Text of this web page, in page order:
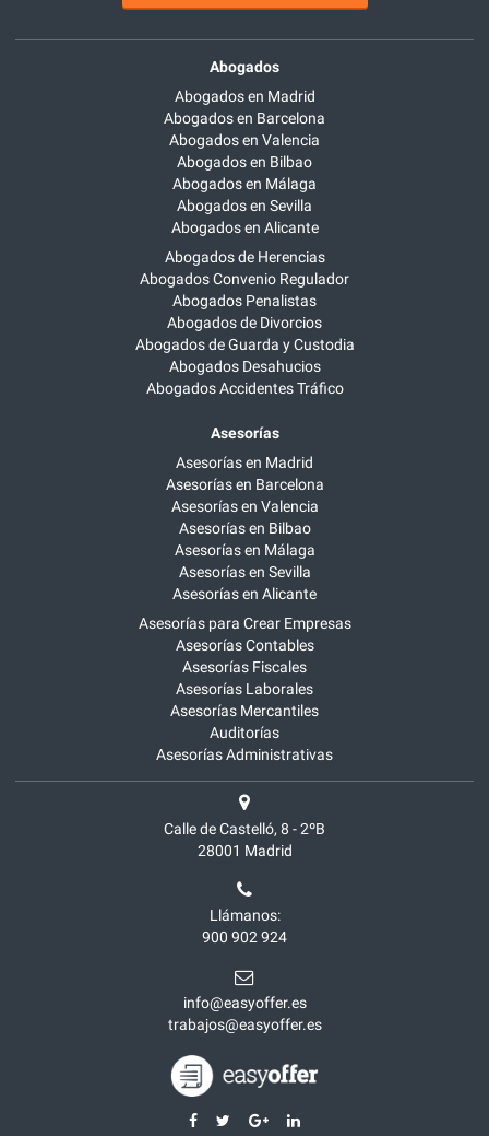
Abogados
Abogados en Madrid
Abogados en Barcelona
Abogados en Valencia
Abogados en Bilbao
Abogados en Málaga
Abogados en Sevilla
Abogados en Alicante
Abogados de Herencias
Abogados Convenio Regulador
Abogados Penalistas
Abogados de Divorcios
Abogados de Guarda y Custodia
Abogados Desahucios
Abogados Accidentes Tráfico
Asesorías
Asesorías en Madrid
Asesorías en Barcelona
Asesorías en Valencia
Asesorías en Bilbao
Asesorías en Málaga
Asesorías en Sevilla
Asesorías en Alicante
Asesorías para Crear Empresas
Asesorías Contables
Asesorías Fiscales
Asesorías Laborales
Asesorías Mercantiles
Auditorías
Asesorías Administrativas
Calle de Castelló, 8 - 2ºB
28001 Madrid
Llámanos:
900 902 924
info@easyoffer.es
trabajos@easyoffer.es